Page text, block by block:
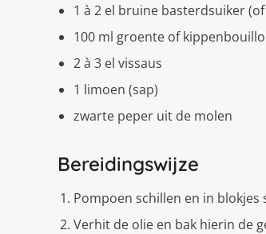
1 à 2 el bruine basterdsuiker
100 ml groente of
2 à 3 el vissaus
1 limoen (sap)
zwarte peper uit de molen
Bereidingswijze
Pompoen schillen en in blokjes
Verhit de olie en bak hierin de